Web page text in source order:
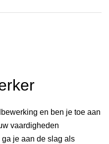
en ben je toe aan
vaardigheden
je aan de slag als